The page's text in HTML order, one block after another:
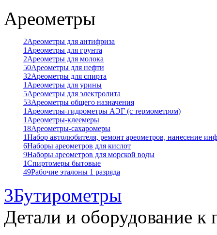
Ареометры
2Ареометры для антифриза
1 Ареометры для грунта
2Ареометры для молока
50Ареометры для нефти
32Ареометры для спирта
1 Ареометры для урины
5Ареометры для электролита
53Ареометры общего назначения
1 Ареометры-гидрометры АЭГ (с термометром)
1 Ареометры-клеемеры
18Ареометры-сахаромеры
1Набор автолюбителя, ремонт ареометров, нанесение
6Наборы ареометров для кислот
9Наборы ареометров для морской воды
1Спиртомеры бытовые
49Рабочие эталоны 1 разряда
3Бутирометры
Детали и оборудование к